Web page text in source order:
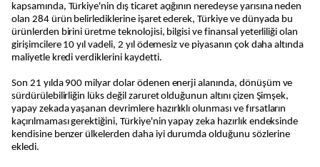
kapsamında, Türkiye'nin dış ticaret açığının neredeyse yarısına neden
olan 284 ürün belirlediklerine işaret ederek, Türkiye ve dünyada bu
ürünlerden birini üretme teknolojisi, bilgisi ve finansal yeterliliği olan
girişimcilere 10 yıl vadeli, 2 yıl ödemesiz ve piyasanın çok daha altında
maliyetle kredi verdiklerini kaydetti.
Son 21 yılda 900 milyar dolar ödenen enerji alanında, dönüşüm ve
sürdürülebilirliğin lüks değil zaruret olduğunun altını çizen Şimşek,
yapay zekada yaşanan devrimlere hazırlıklı olunması ve fırsatların
kaçırılmaması gerektiğini, Türkiye'nin yapay zeka hazırlık endeksinde
kendisine benzer ülkelerden daha iyi durumda olduğunu sözlerine
ekledi.